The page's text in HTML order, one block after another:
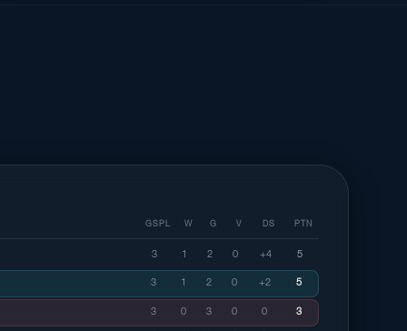
GSPL W G V DS PTN
3 1 2 0 +4 5
3 1 2 0 +2 5
3 0 3 0 0 3